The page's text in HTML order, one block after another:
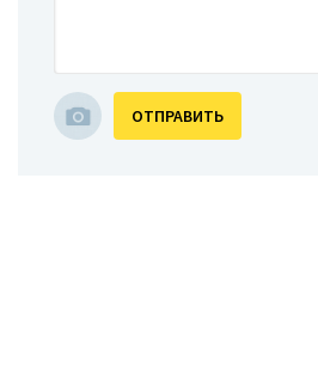
ОТПРАВИТЬ